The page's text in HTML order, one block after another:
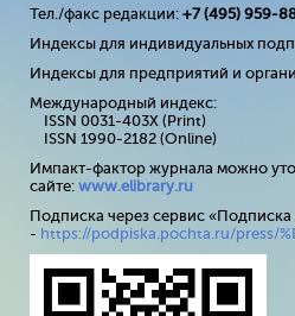
Тел./факс редакции: +7 (495) 959-
Индексы для индивидуальных
Индексы для предприятий и
Международный индекс:
ISSN 0031-403X (Print)
ISSN 1990-2182 (Online)
Импакт-фактор журнала можно
сайте: www.elibrary.ru
Подписка через сервис
- https://podpiska.pochta.ru/press/